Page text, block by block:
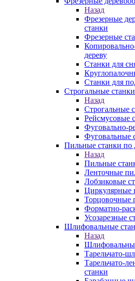
Назад
Фрезерные
станки
Фрезерные
дереву
Станки для
Станки для
Строгальные станки
Назад
Строгальные
Рейсмусовые
Фуговально-
Фуговальные
Пильные станки по
Назад
Пильные
Ленточные
Лобзиковые
Циркулярные
Торцовочные
Форматно-
Усозарезные
Шлифовальные
Назад
Тарельчато-
Тарельчато-
станки